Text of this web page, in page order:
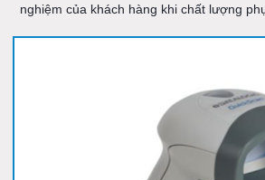
nghiệm của khách hàng khi chất lượng